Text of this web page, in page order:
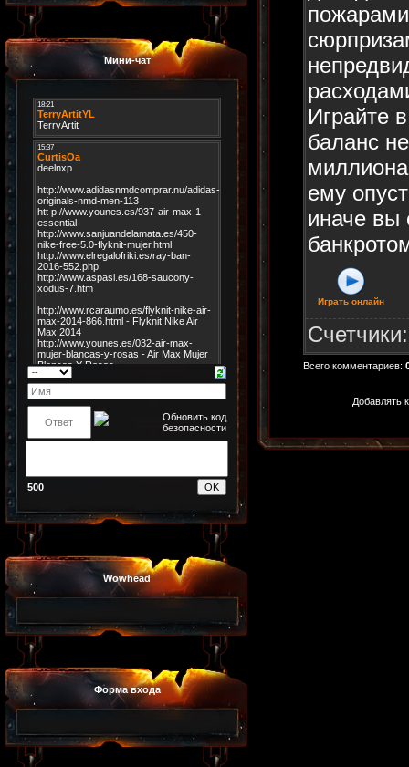
Мини-чат
500
Wowhead
Форма входа
Играйте
баланс
ему
иначе вы
Играть онлайн
Счетчики
Всего комментариев:
Добавлять